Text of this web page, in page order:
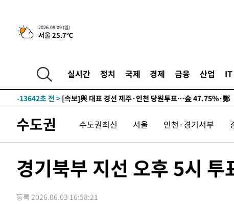
2026.08.09 (일)
서울 25.7℃
실시간 정치 국제 경제 금융 산업
10시간 전 > [속보]뉴욕증시 상승 마감…S&P 0.6% 나스닥 1.3%↑
-14407초 전 >
[속보]與최고위원 제주·인천 순회경선…박선원·최민희·
한민수·김용 순
-14360초 전 >
청래 44.56%
-13642초 전 > [속보]與 대표 경선 제주·인천 당원투표…金 47.75%·鄭
것"
-13111초 전 >
[속보]與 당대표 경선, 제주·인천 권리당원 투표 김민석 승
-6885초 전 >낮 최고 35도 '무더위'…동해안 시간당 30㎜ '강한 비'[내일
레티코 이적"
-5937초 전 >수도권 40도 육박 '펄펄'…동해안 일부 지역엔 호의주의보
19분 전 >강릉에 시간당 81.4㎜ 물폭탄…도로 잠기고 담벼락 붕괴
수도권 수도권최신 서울 인천·경기서부
경기북부 지선 오후 5시
등록 2026.06.03 16:58:21